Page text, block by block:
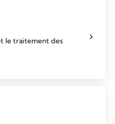
le traitement des